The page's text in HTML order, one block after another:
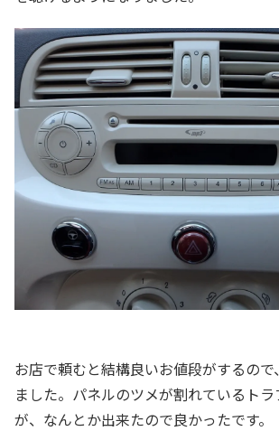
お店で頼むと結構良いお値段がするの
ました。パネルのツメが割れているト
が、なんとか出来たので良かったです。